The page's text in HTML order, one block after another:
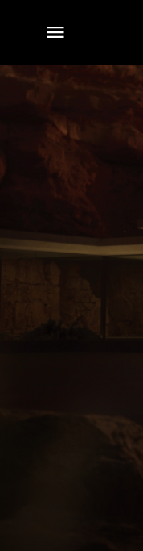
전체
메뉴